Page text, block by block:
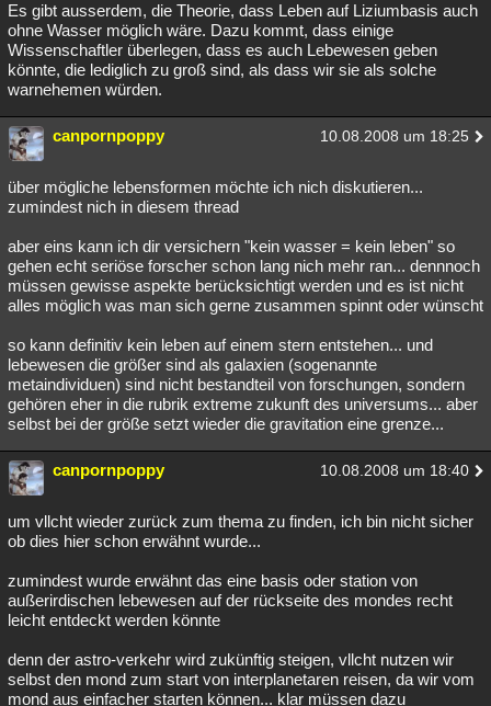
Es gibt ausserdem, die Theorie, dass Leben auf Liziumbasis auch
ohne Wasser möglich wäre. Dazu kommt, dass einige
Wissenschaftler überlegen, dass es auch Lebewesen geben
könnte, die lediglich zu groß sind, als dass wir sie als solche
warnehemen würden.
canpornpoppy 10.08.2008 um 18:25
über mögliche lebensformen möchte ich nich diskutieren...
zumindest nich in diesem thread
aber eins kann ich dir versichern "kein wasser = kein leben" so
gehen echt seriöse forscher schon lang nich mehr ran... dennnoch
müssen gewisse aspekte berücksichtigt werden und es ist nicht
alles möglich was man sich gerne zusammen spinnt oder wünscht
so kann definitiv kein leben auf einem stern entstehen... und
lebewesen die größer sind als galaxien (sogenannte
metaindividuen) sind nicht bestandteil von forschungen, sondern
gehören eher in die rubrik extreme zukunft des universums... aber
selbst bei der größe setzt wieder die gravitation eine grenze...
canpornpoppy 10.08.2008 um 18:40
um vllcht wieder zurück zum thema zu finden, ich bin nicht sicher
ob dies hier schon erwähnt wurde...
zumindest wurde erwähnt das eine basis oder station von
außerirdischen lebewesen auf der rückseite des mondes recht
leicht entdeckt werden könnte
denn der astro-verkehr wird zukünftig steigen, vllcht nutzen wir
selbst den mond zum start von interplanetaren reisen, da wir vom
mond aus einfacher starten können... klar müssen dazu